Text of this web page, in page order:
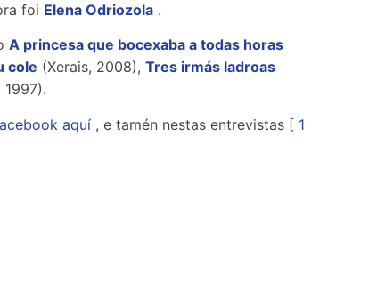
foi Elena Odriozola .
A princesa que bocexaba a todas horas
cole (Xerais, 2008), Tres irmás ladroas
1997).
aquí , e tamén nestas entrevistas [ 1